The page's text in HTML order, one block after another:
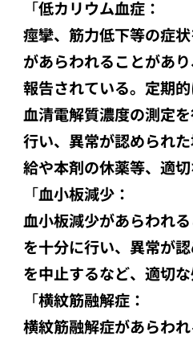
「低カリウム血症：
痙攣、筋力低下等の症
があらわれることがあ
報告されている。定期
血清電解質濃度の測定
行い、異常が認められ
給や本剤の休薬等、適切
「血小板減少：
血小板減少があらわれ
を十分に行い、異常が
を中止するなど、適切な
「横紋筋融解症：
横紋筋融解症があらわ